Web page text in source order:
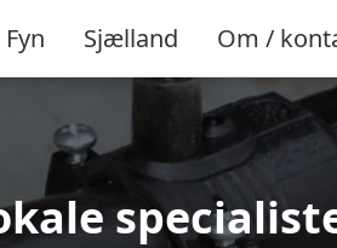
Fyn Sjælland Om /